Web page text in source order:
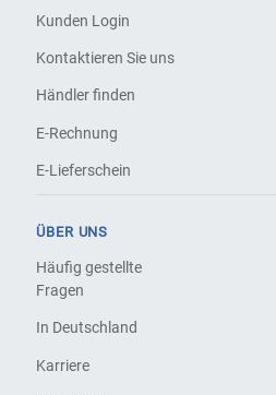
Kunden Login
Kontaktieren Sie uns
Händler finden
E-Rechnung
E-Lieferschein
ÜBER UNS
Häufig gestellte
Fragen
In Deutschland
Karriere